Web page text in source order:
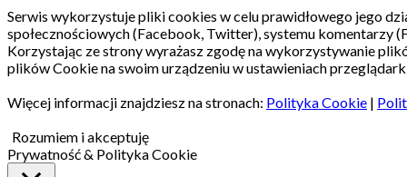
Serwis wykorzystuje pliki cookies w celu prawidłowego jego
społecznościowych (Facebook, Twitter), systemu komentarzy
Korzystając ze strony wyrażasz zgodę na wykorzystywanie
plików Cookie na swoim urządzeniu w ustawieniach
Więcej informacji znajdziesz na stronach: Polityka Cookie |
Rozumiem i akceptuję
Prywatność & Polityka Cookie